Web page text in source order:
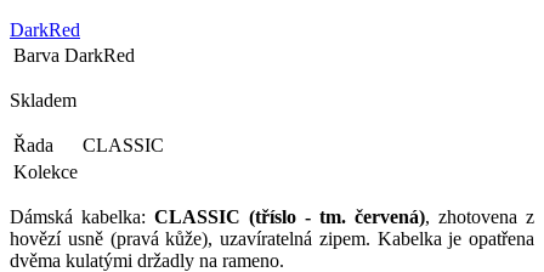
DarkRed
Barva DarkRed
Skladem
Řada
CLASSIC
Kolekce
Dámská kabelka: CLASSIC (tříslo - tm. červená), zhotovena z
hovězí usně (pravá kůže), uzavíratelná zipem. Kabelka je opatřena
dvěma kulatými držadly na rameno.